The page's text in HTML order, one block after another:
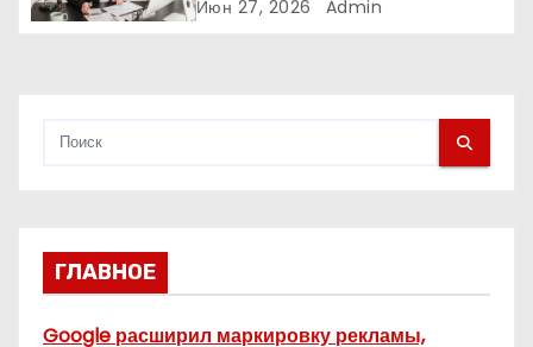
почему физическое
Июн 27, 2026 Admin
ГЛАВНОЕ
Google расширил маркировку рекламы,